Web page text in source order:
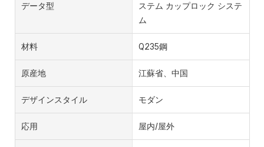
データ型
ステム カップロック システ
ム
材料 Q235鋼
原産地 江蘇省、中国
デザインスタイル モダン
応用 屋内/屋外